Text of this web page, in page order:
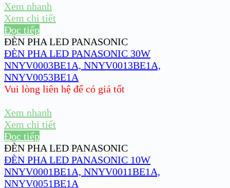
Xem nhanh
Xem chi tiết
Đọc tiếp
ĐÈN PHA LED PANASONIC
ĐÈN PHA LED PANASONIC 30W
NNYV0003BE1A, NNYV0013BE1A,
NNYV0053BE1A
Vui lòng liên hệ để có giá tốt
Xem nhanh
Xem chi tiết
Đọc tiếp
ĐÈN PHA LED PANASONIC
ĐÈN PHA LED PANASONIC 10W
NNYV0001BE1A, NNYV0011BE1A,
NNYV0051BE1A